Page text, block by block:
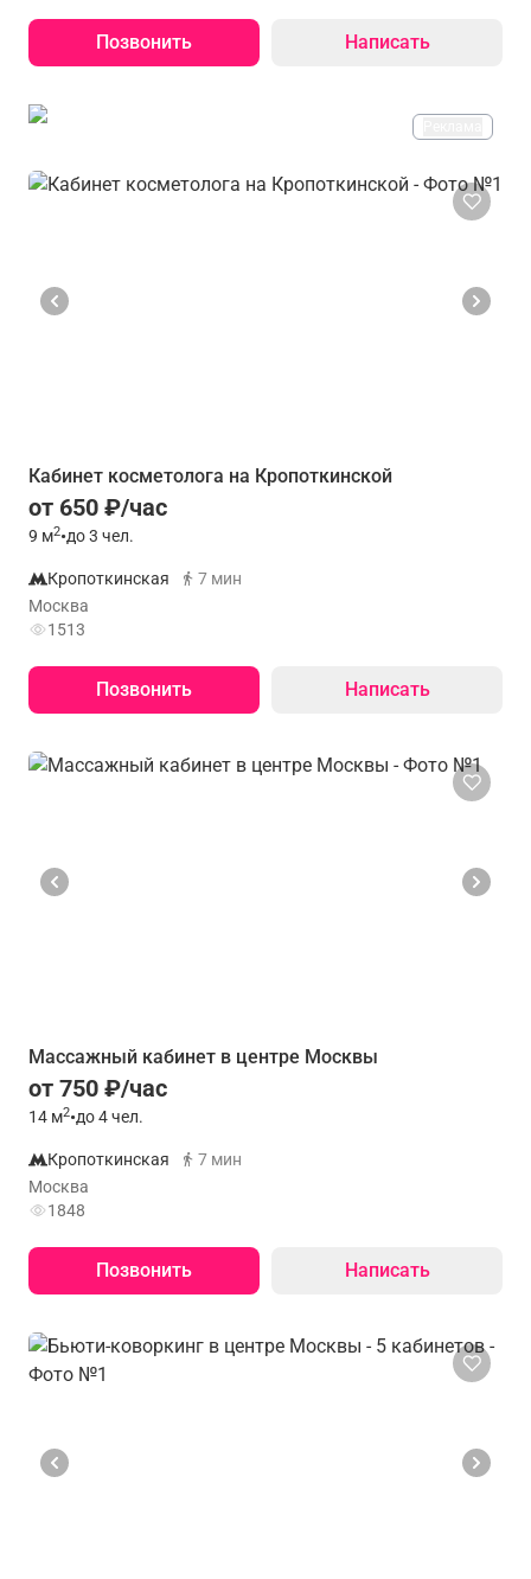
Позвонить Написать
Кабинет косметолога на Кропоткинской
от 650 ₽/час
9 м2•до 3 чел.
Кропоткинская
7 мин
Москва
1513
Позвонить Написать
Массажный кабинет в центре Москвы
от 750 ₽/час
14 м2•до 4 чел.
Кропоткинская
7 мин
Москва
1848
Позвонить Написать